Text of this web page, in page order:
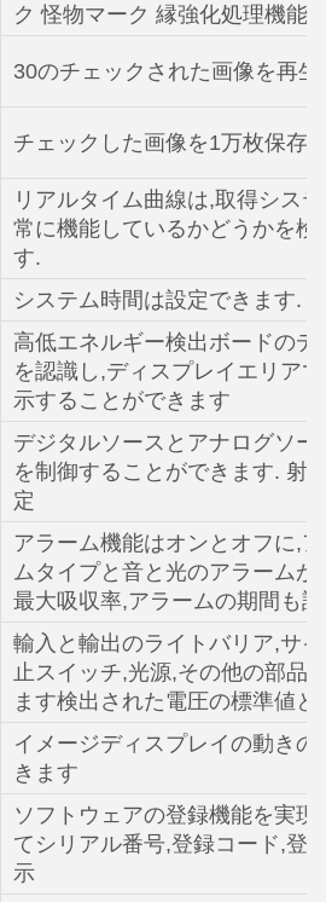
ク 怪物マーク 縁強化処理機能
30のチェックされた画像を再
チェックした画像を1万枚保存
リアルタイム曲線は,取得シス
常に機能しているかどうかを
す.
システム時間は設定できます.
高低エネルギー検出ボードの
を認識し,ディスプレイエリア
示することができます
デジタルソースとアナログソ
を制御することができます. 射
定
アラーム機能はオンとオフに,
ムタイプと音と光のアラーム
最大吸収率,アラームの期間も
輸入と輸出のライトバリア,サ
止スイッチ,光源,その他の部品
ます検出された電圧の標準値と
イメージディスプレイの動き
きます
ソフトウェアの登録機能を実
てシリアル番号,登録コード,登
示